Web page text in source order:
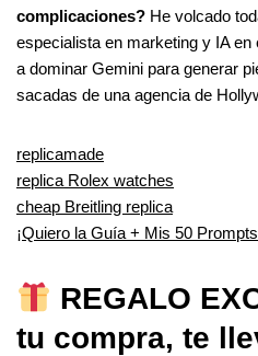
complicaciones? He volcado
especialista en marketing y IA
a dominar Gemini para generar
sacadas de una agencia de
replicamade
replica Rolex watches
cheap Breitling replica
¡Quiero la Guía + Mis 50
REGALO
tu compra, te